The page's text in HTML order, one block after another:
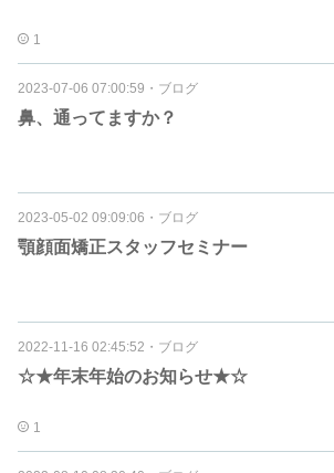
1
2023-07-06 07:00:59 ・ ブログ
鼻、通ってますか？
2023-05-02 09:09:06 ・ ブログ
顎顔面矯正スタッフセミナー
2022-11-16 02:45:52 ・ ブログ
☆★年末年始のお知らせ★☆
1